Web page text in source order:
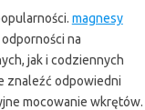
magnesy
na
jak i codziennych
znaleźć odpowiedni
mocowanie wkrętów.